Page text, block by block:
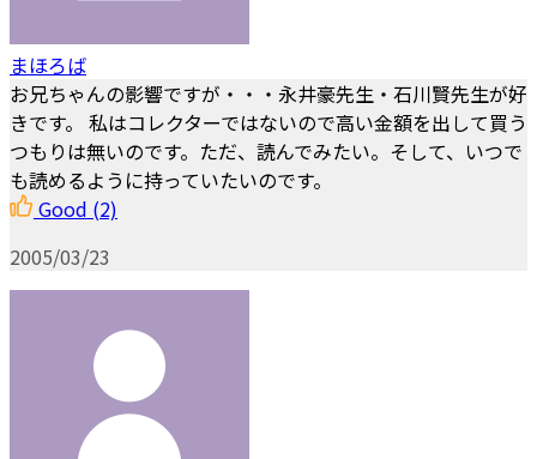
まほろば
お兄ちゃんの影響ですが・・・永井豪先生・石川賢先生が好
きです。 私はコレクターではないので高い金額を出して買う
つもりは無いのです。ただ、読んでみたい。そして、いつで
も読めるように持っていたいのです。
Good (2)
2005/03/23